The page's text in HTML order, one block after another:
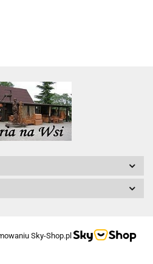
Sky-Shop.pl